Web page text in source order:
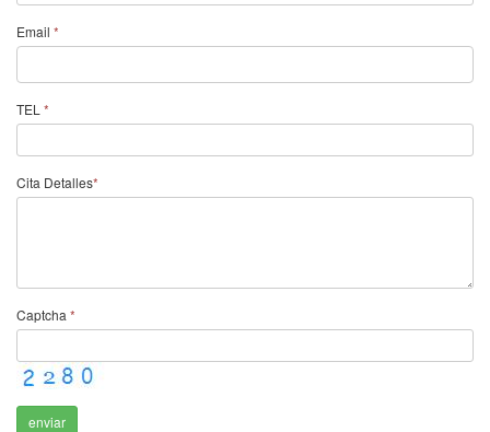
Email *
TEL *
Cita Detalles*
Captcha *
enviar